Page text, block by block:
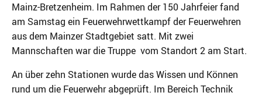
Mainz-Bretzenheim. Im Rahmen der 150 Jahrfeier fand
am Samstag ein Feuerwehrwettkampf der Feuerwehren
aus dem Mainzer Stadtgebiet satt. Mit zwei
Mannschaften war die Truppe vom Standort 2 am Start.
An über zehn Stationen wurde das Wissen und Können
rund um die Feuerwehr abgeprüft. Im Bereich Technik